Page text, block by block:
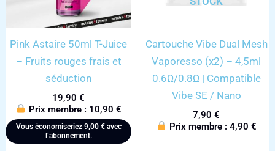
Pink Astaire 50ml T-Juice
– Fruits rouges frais et
séduction
19,90€
Prix membre : 10,90 €
Vous économiseriez 9,00 €avec
l’abonnement.
Cartouche Vibe Dual Mesh
Vaporesso (x2) – 4,5ml
0.6Ω/0.8Ω | Compatible
Vibe SE / Nano
7,90€
Prix membre :4,90€